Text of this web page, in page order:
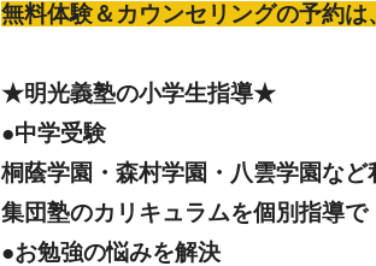
無料体験＆カウンセリングの予約は
★明光義塾の小学生指導★
●中学受験
桐蔭学園・森村学園・八雲学園など
集団塾のカリキュラムを個別指導で
●お勉強の悩みを解決